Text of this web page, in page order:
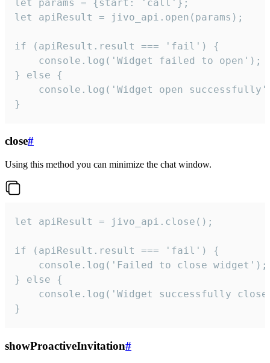
let params = {start: 'call'};
let apiResult = jivo_api.open(params);
if (apiResult.result === 'fail') {
    console.log('Widget failed to open');
} else {
console.log('Widget open
}
close#
Using this method you can minimize the chat window.
let apiResult = jivo_api.close();
if (apiResult.result === 'fail') {
    console.log('Failed to close widget');
} else {
console.log('Widget successfully
}
showProactiveInvitation#